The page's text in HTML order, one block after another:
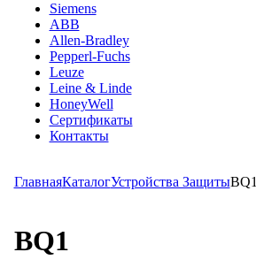
Siemens
ABB
Allen-Bradley
Pepperl-Fuchs
Leuze
Leine & Linde
HoneyWell
Сертификаты
Контакты
ГлавнаяКаталогУстройства ЗащитыBQ1
BQ1